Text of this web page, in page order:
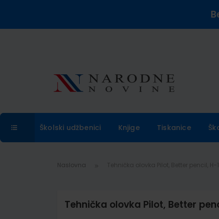
Školski udžbenici Knjige Tiskanice
Naslovna
Tehnička olovka Pilot, Better